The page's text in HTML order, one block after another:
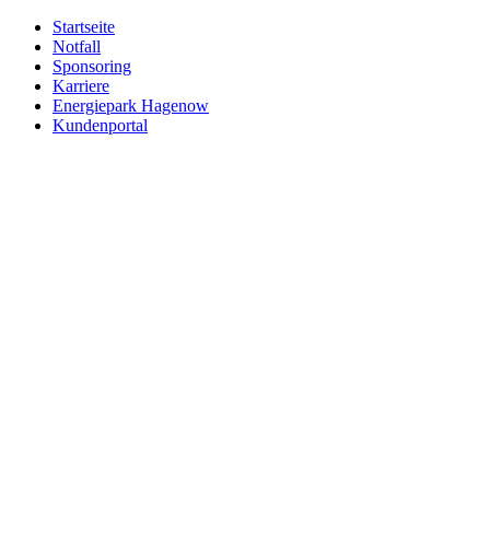
Zum
Inhalt
springen
Startseite
Notfall
Sponsoring
Karriere
Energiepark Hagenow
Kundenportal